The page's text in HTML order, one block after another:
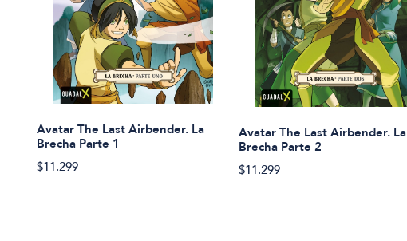
Avatar The Last Airbender. La
Brecha Parte 1
$11.299
Avatar The Last Airbender. La
Brecha Parte 2
$11.299